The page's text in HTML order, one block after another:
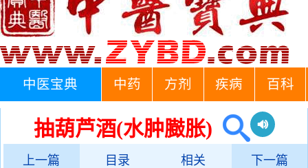
中医宝典 中药 方剂 疾病 百科
抽葫芦酒(水肿臌胀)
上一篇 目录 相关 下一篇